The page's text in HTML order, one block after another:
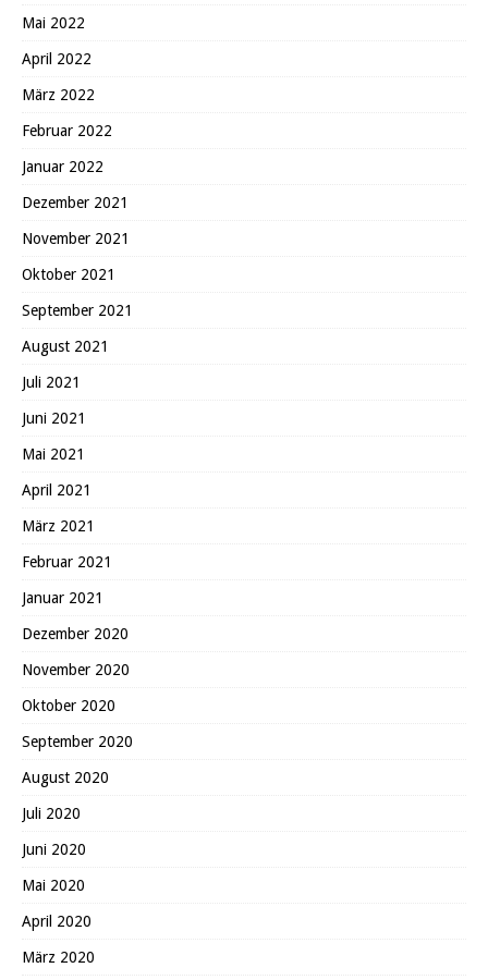
Mai 2022
April 2022
März 2022
Februar 2022
Januar 2022
Dezember 2021
November 2021
Oktober 2021
September 2021
August 2021
Juli 2021
Juni 2021
Mai 2021
April 2021
März 2021
Februar 2021
Januar 2021
Dezember 2020
November 2020
Oktober 2020
September 2020
August 2020
Juli 2020
Juni 2020
Mai 2020
April 2020
März 2020